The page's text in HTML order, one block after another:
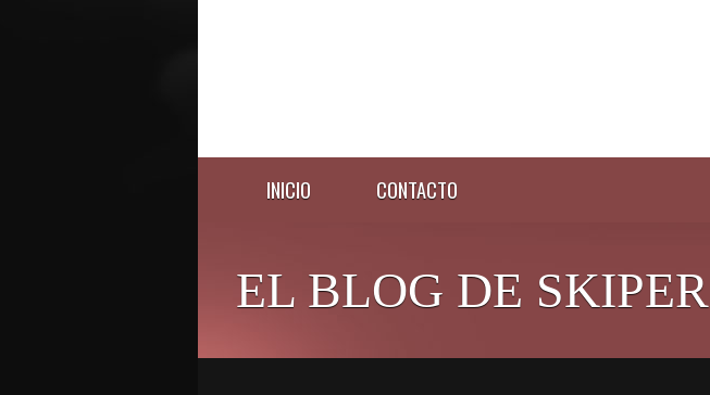
INICIO CONTACTO
EL BLOG DE SKIPER